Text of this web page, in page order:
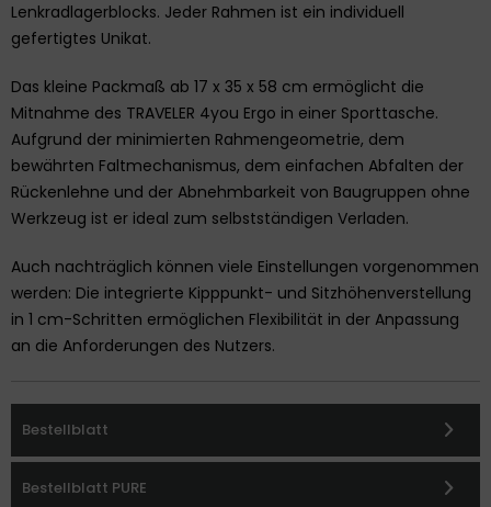
Lenkradlagerblocks. Jeder Rahmen ist ein individuell
gefertigtes Unikat.
Das kleine Packmaß ab 17 x 35 x 58 cm ermöglicht die
Mitnahme des TRAVELER 4you Ergo in einer Sporttasche.
Aufgrund der minimierten Rahmengeometrie, dem
bewährten Faltmechanismus, dem einfachen Abfalten der
Rückenlehne und der Abnehmbarkeit von Baugruppen ohne
Werkzeug ist er ideal zum selbstständigen Verladen.
Auch nachträglich können viele Einstellungen vorgenommen
werden: Die integrierte Kipppunkt- und Sitzhöhenverstellung
in 1 cm-Schritten ermöglichen Flexibilität in der Anpassung
an die Anforderungen des Nutzers.
Bestellblatt
Bestellblatt PURE